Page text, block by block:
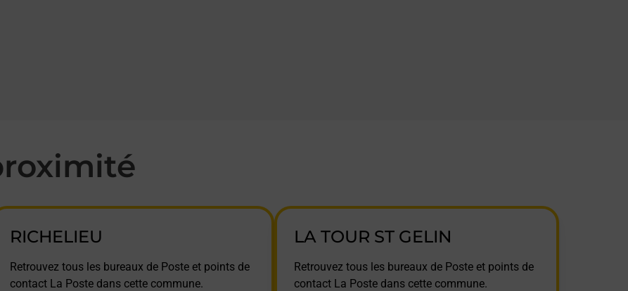
RICHELIEU
Retrouvez tous les bureaux de Poste et points de
contact La Poste dans cette commune.
LA TOUR ST GELIN
Retrouvez tous les bureaux de Poste et points de
contact La Poste dans cette commune.